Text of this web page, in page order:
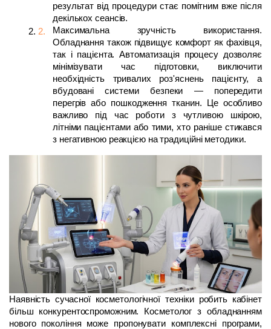
результат від процедури стає помітним вже після
декількох сеансів.
Максимальна зручність використання.
Обладнання також підвищує комфорт як фахівця,
так і пацієнта. Автоматизація процесу дозволяє
мінімізувати час підготовки, виключити
необхідність тривалих роз'яснень пацієнту, а
вбудовані системи безпеки — попередити
перегрів або пошкодження тканин. Це особливо
важливо під час роботи з чутливою шкірою,
літніми пацієнтами або тими, хто раніше стикався
з негативною реакцією на традиційні методики.
Наявність сучасної косметологічної техніки робить кабінет
більш конкурентоспроможним. Косметолог з обладнанням
нового покоління може пропонувати комплексні програми,